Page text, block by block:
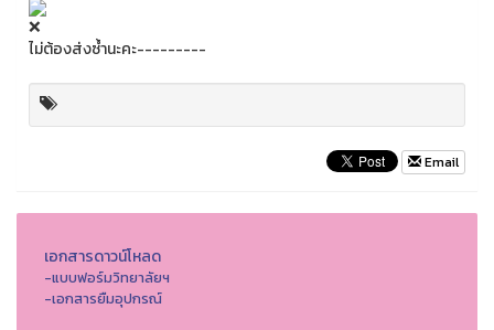
ไม่ต้องส่งซ้ำนะคะ---------
Email
เอกสารดาวน์โหลด
-แบบฟอร์มวิทยาลัยฯ
-เอกสารยืมอุปกรณ์